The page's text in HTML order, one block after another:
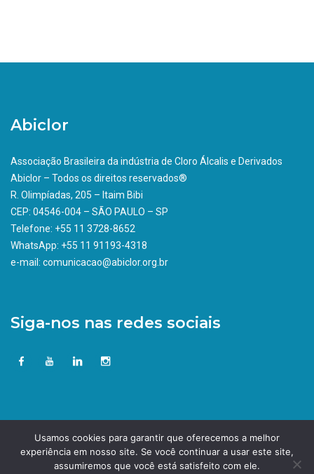
Abiclor
Associação Brasileira da indústria de Cloro Álcalis e Derivados
Abiclor – Todos os direitos reservados®
R. Olimpíadas, 205 – Itaim Bibi
CEP: 04546-004 – SÃO PAULO – SP
Telefone: +55 11 3728-8652
WhatsApp: +55 11 91193-4318
e-mail: comunicacao@abiclor.org.br
Siga-nos nas redes sociais
Usamos cookies para garantir que oferecemos a melhor
experiência em nosso site. Se você continuar a usar este site,
assumiremos que você está satisfeito com ele.